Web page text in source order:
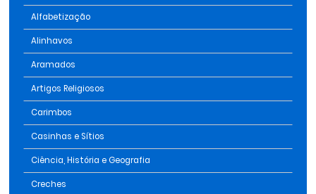
Alfabetização
Alinhavos
Aramados
Artigos Religiosos
Carimbos
Casinhas e Sítios
Ciência, História e Geografia
Creches